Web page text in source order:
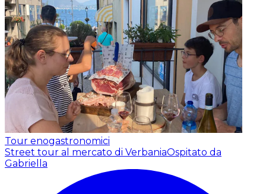
Tour enogastronomici
Street tour al mercato di VerbaniaOspitato da
Gabriella